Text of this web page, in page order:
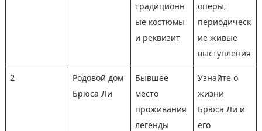
традиционн
ые костюмы
и реквизит
оперы;
периодическ
ие живые
выступления
2
Родовой дом
Брюса Ли
Бывшее
место
проживания
легенды
Узнайте о
жизни
Брюса Ли и
его